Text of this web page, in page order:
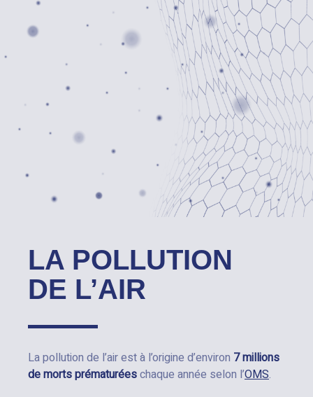
LA POLLUTION
DE L’AIR
La pollution de l’air est à l’origine d’environ 7 millions
de morts prématuréeschaque année selon l’OMS.